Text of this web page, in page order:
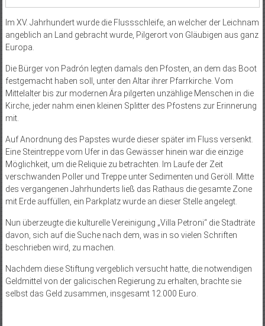
Im XV. Jahrhundert wurde die Flussschleife, an welcher der Leichnam
angeblich an Land gebracht wurde, Pilgerort von Gläubigen aus ganz
Europa.
Die Bürger von Padrón legten damals den Pfosten, an dem das Boot
festgemacht haben soll, unter den Altar ihrer Pfarrkirche. Vom
Mittelalter bis zur modernen Ära pilgerten unzählige Menschen in die
Kirche, jeder nahm einen kleinen Splitter des Pfostens zur Erinnerung
mit.
Auf Anordnung des Papstes wurde dieser später im Fluss versenkt.
Eine Steintreppe vom Ufer in das Gewässer hinein war die einzige
Möglichkeit, um die Reliquie zu betrachten. Im Laufe der Zeit
verschwanden Poller und Treppe unter Sedimenten und Geröll. Mitte
des vergangenen Jahrhunderts ließ das Rathaus die gesamte Zone
mit Erde auffüllen, ein Parkplatz wurde an dieser Stelle angelegt.
Nun überzeugte die kulturelle Vereinigung „Villa Petroni“ die Stadträte
davon, sich auf die Suche nach dem, was in so vielen Schriften
beschrieben wird, zu machen.
Nachdem diese Stiftung vergeblich versucht hatte, die notwendigen
Geldmittel von der galicischen Regierung zu erhalten, brachte sie
selbst das Geld zusammen, insgesamt 12.000 Euro.